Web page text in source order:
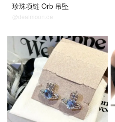
珍珠项链 Orb 吊坠
@dealmoon.de